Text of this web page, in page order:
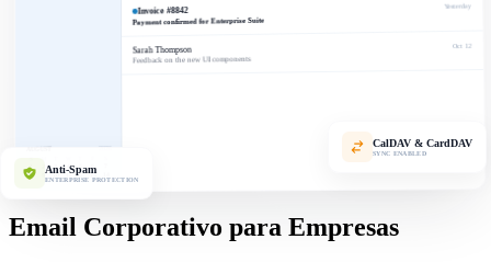
Anti-Spam
ENTERPRISE PROTECTION
CalDAV & CardDAV
SYNC ENABLED
2026
1 4
8 9 10 11 12 13
Invoice #8842 Yesterday
Payment confirmed for Enterprise Suite
Sarah Thompson Oct 12
Feedback on the new UI components
Email Corporativo para Empresas